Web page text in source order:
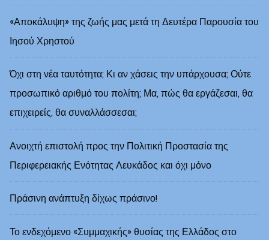
«Αποκάλυψη» της ζωής μας μετά τη Δευτέρα Παρουσία του
Ιησού Χρηστού
Όχι στη νέα ταυτότητα; Κι αν χάσεις την υπάρχουσα; Ούτε
προσωπικό αριθμό του πολίτη; Μα, πώς θα εργάζεσαι, θα
επιχειρείς, θα συναλλάσσεσαι;
Ανοιχτή επιστολή προς την Πολιτική Προστασία της
Περιφερειακής Ενότητας Λευκάδος και όχι μόνο
Πράσινη ανάπτυξη δίχως πράσινο!
Το ενδεχόμενο «Συμμαχικής» θυσίας της Ελλάδος στο